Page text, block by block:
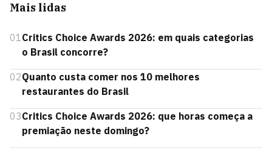
Mais lidas
01Critics Choice Awards 2026: em quais categorias
o Brasil concorre?
02Quanto custa comer nos 10 melhores
restaurantes do Brasil
03Critics Choice Awards 2026: que horas começa a
premiação neste domingo?